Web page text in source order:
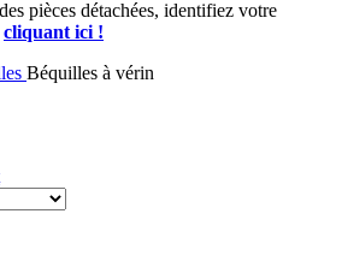
pièces détachées, identifiez votre
cliquant ici !
Béquilles à vérin